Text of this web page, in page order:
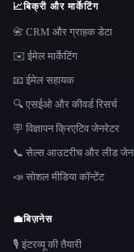
📈बिक्री और मार्केटिंग
📇 CRM और ग्राहक डेटा
✉️ ईमेल मार्केटिंग
📧 ईमेल सहायक
🔍 एसईओ और कीवर्ड रिसर्च
🪧 विज्ञापन क्रिएटिव जेनरेटर
📞 सेल्स आउटरीच और लीड जेन
📣 सोशल मीडिया कॉन्टेंट
💼बिज़नेस
🎙️ इंटरव्यू की तैयारी